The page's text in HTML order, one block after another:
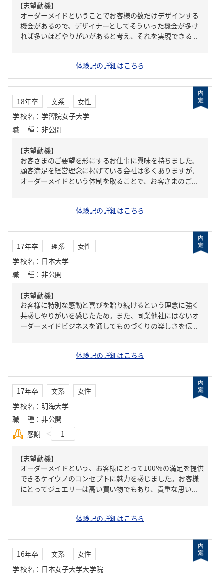
【志望動機】
オーダーメイドということでお客様の数だけデザインする
機会があるので、デザイナーとしてそういった機会が多け
れば多いほどやりがいがあると考え、それを実現できる...
体験記の詳細はこちら
18年卒 文系
女性
学校名 ： 学習院女子大学
職種 ： 非公開
【志望動機】
お客さまのご要望を形にするお仕事に興味を持ちました。
顧客満足を経営理念に掲げている会社は多くありますが、
オーダーメイドという体制を取ることで、お客さまのご...
体験記の詳細はこちら
17年卒 理系
女性
学校名 ： 日本大学
職種 ： 非公開
【志望動機】
お客様に特別な感動と喜びを贈り続けるという理念に強く
共感しやりがいを感じたため。また、同業他社にはないオ
ーダーメイドビジネスを通してものづくりの楽しさを伝...
体験記の詳細はこちら
17年卒 文系
女性
学校名 ： 明海大学
職種 ： 非公開
感謝
1
【志望動機】
オーダーメイドという、お客様にとって100％の満足を提供
できるケイウノのコンセプトに魅力を感じました。お客様
にとってジュエリーは高い買い物でもあり、貴重な思い...
体験記の詳細はこちら
16年卒 文系
女性
学校名 ： 日本女子大学大学院